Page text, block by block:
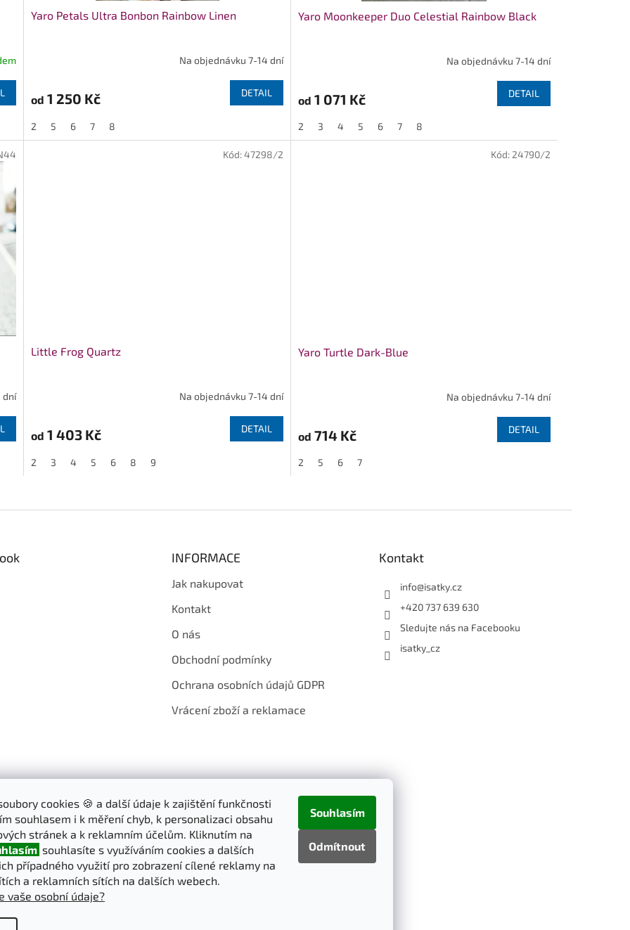
cookies 🍪 a další údaje k zajištění funkčnosti
souhlasem i k měření chyb, k personalizaci obsahu
stránek a k reklamním účelům. Kliknutím na
souhlasíte s využíváním cookies a dalších
případného využití pro zobrazení cílené reklamy na
a reklamních sítích na dalších webech.
vaše osobní údaje?
Odmítnout
Souhlasím
Yaro Petals Ultra Bonbon Rainbow Linen
Na objednávku 7-14 dní
od 1 250 Kč DETAIL
2 5 6 7 8
Yaro Moonkeeper Duo Celestial Rainbow Black
Na objednávku 7-14 dní
od 1 071 Kč DETAIL
2 3 4 5 6 7 8
dní
Little Frog Quartz
Na objednávku 7-14 dní
od 1 403 Kč DETAIL
2 3 4 5 6 8 9
Kód:47298/2
Yaro Turtle Dark-Blue
Na objednávku 7-14 dní
od 714 Kč DETAIL
2 5 6 7
Kód: 24790/2
v
INFORMACE
Jak nakupovat
Kontakt
O nás
Obchodní podmínky
Ochrana osobních údajů GDPR
Vrácení zboží a reklamace
Kontakt
info@isatky.cz
+420 737 639 630
Sledujte nás na Facebooku
isatky_cz